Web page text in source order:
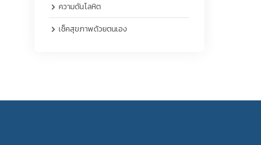
ความดันโลหิต
เช็คสุขภาพด้วยตนเอง